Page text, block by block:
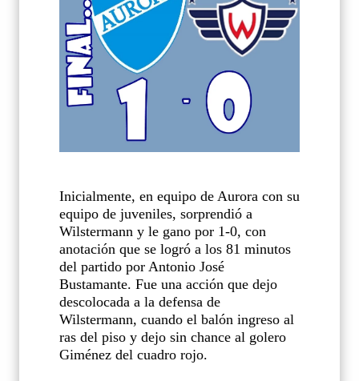
Inicialmente, en equipo de Aurora con su
equipo de juveniles, sorprendió a
Wilstermann y le gano por 1-0, con
anotación que se logró a los 81 minutos
del partido por Antonio José
Bustamante. Fue una acción que dejo
descolocada a la defensa de
Wilstermann, cuando el balón ingreso al
ras del piso y dejo sin chance al golero
Giménez del cuadro rojo.